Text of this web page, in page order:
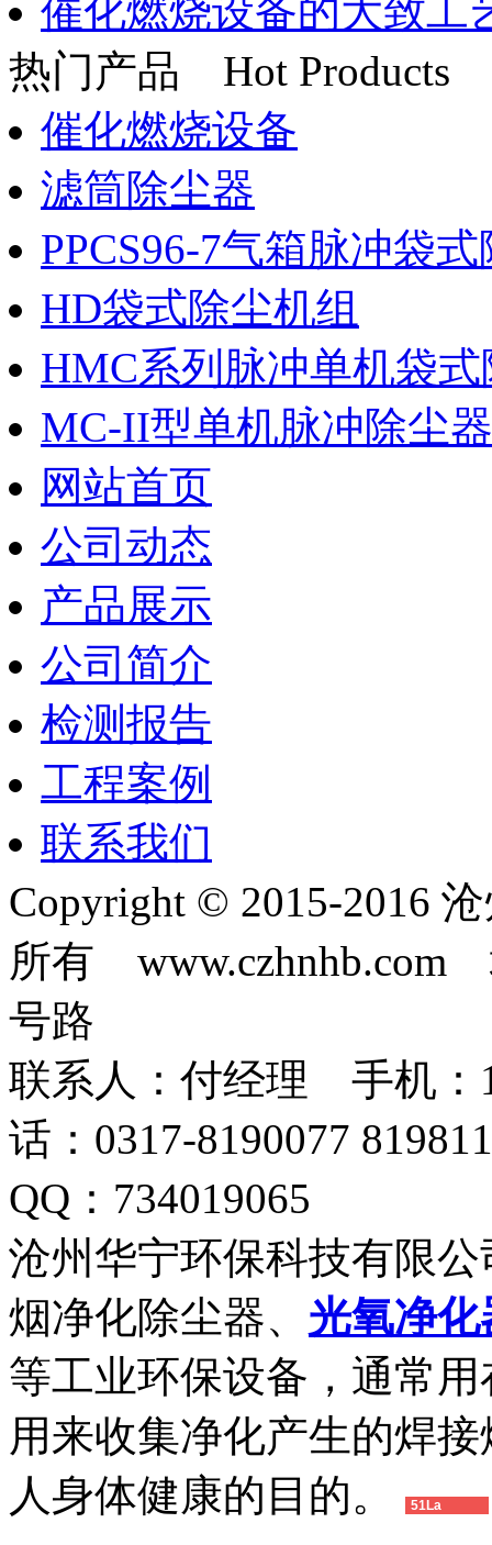
催化燃烧设备的大致工
热门产品
Hot Products
催化燃烧设备
滤筒除尘器
PPCS96-7气箱脉冲袋
HD袋式除尘机组
HMC系列脉冲单机袋式
MC-II型单机脉冲除尘器
网站首页
公司动态
产品展示
公司简介
检测报告
工程案例
联系我们
Copyright © 2015-2016
所有 www.czhnhb.com
号路
联系人：付经理 手机：
话：0317-8190077
QQ：734019065
沧州华宁环保科技有限
烟净化除尘器、 光氧净化
等工业环保设备，通常
用来收集净化产生的焊
人身体健康的目的。
51La